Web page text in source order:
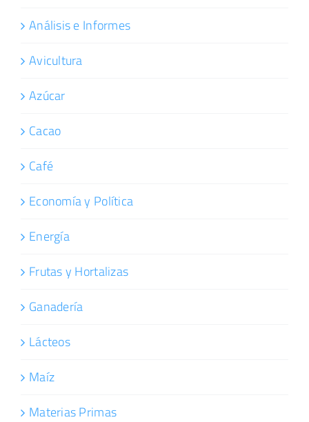
Análisis e Informes
Avicultura
Azúcar
Cacao
Café
Economía y Política
Energía
Frutas y Hortalizas
Ganadería
Lácteos
Maíz
Materias Primas